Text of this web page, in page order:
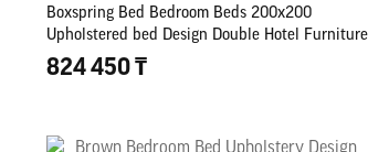
Boxspring Bed Bedroom Beds 200x200
Upholstered bed Design Double Hotel Furniture
824 450 ₸